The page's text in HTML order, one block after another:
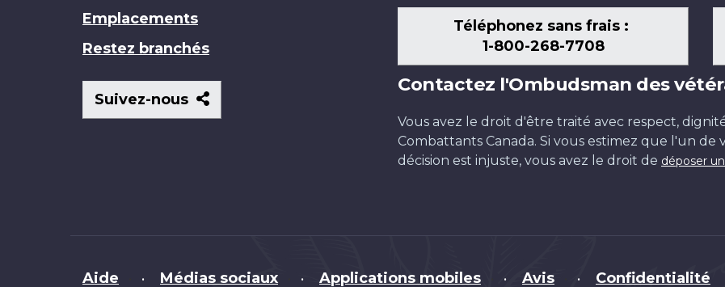
Emplacements
Restez branchés
Suivez-nous
Suivez-
nous
Téléphonez sans frais :
1-800-268-7708
Contactez l'Ombudsman des
Vous avez le droit d'être traité avec respect,
Combattants Canada. Si vous estimez que l'un
décision est injuste, vous avez le droit de déposer
Brand
Aide • Médias sociaux • Applications mobiles • Avis • Confidentialité